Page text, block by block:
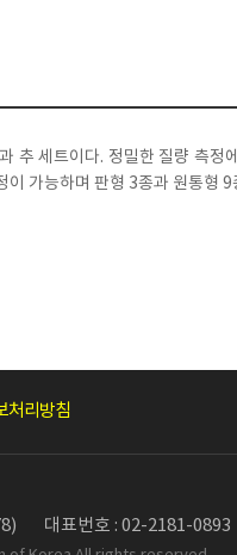
추 세트이다. 정밀한 질량 측
가능하며 판형 3종과 원통형
처리방침
대표번호 : 02-2181-0893